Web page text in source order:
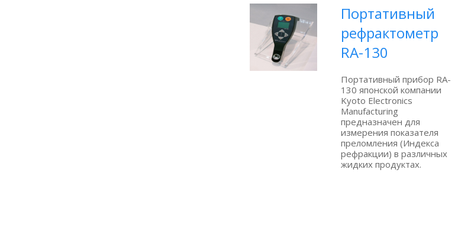
Портативный
рефрактометр
RA-130
Портативный прибор RA-
130 японской компании
Kyoto Electronics
Manufacturing
предназначен для
измерения показателя
преломления (Индекса
рефракции) в различных
жидких продуктах.